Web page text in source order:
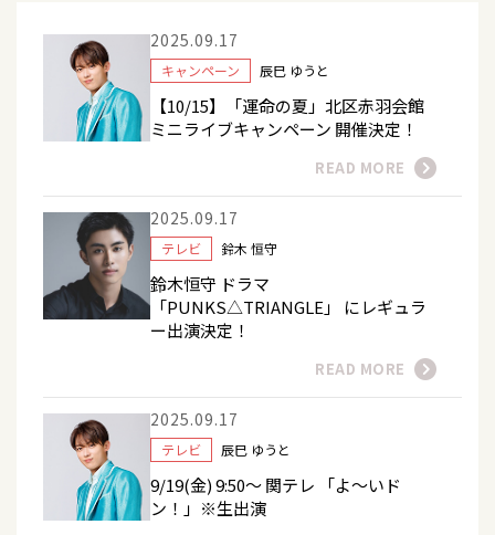
2025.09.17
キャンペーン 辰巳 ゆうと
【10/15】「運命の夏」北区赤羽会館
ミニライブキャンペーン 開催決定！
READ MORE
2025.09.17
テレビ 鈴木 恒守
鈴木恒守 ドラマ
「PUNKS△TRIANGLE」 にレギュラ
ー出演決定！
READ MORE
2025.09.17
テレビ 辰巳 ゆうと
9/19(金) 9:50～ 関テレ 「よ～いド
ン！」※生出演